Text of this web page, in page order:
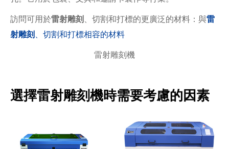
訪問可用於雷射雕刻、切割和打標的更廣泛的材料：與雷
射雕刻、切割和打標相容的材料
雷射雕刻機
選擇雷射雕刻機時需要考慮的因素